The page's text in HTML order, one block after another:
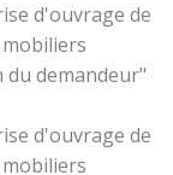
d'ouvrage de
demandeur"
d'ouvrage de